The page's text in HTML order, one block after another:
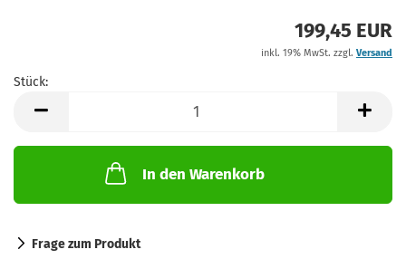
199,45 EUR
inkl. 19% MwSt. zzgl. Versand
Stück:
In den Warenkorb
Frage zum Produkt